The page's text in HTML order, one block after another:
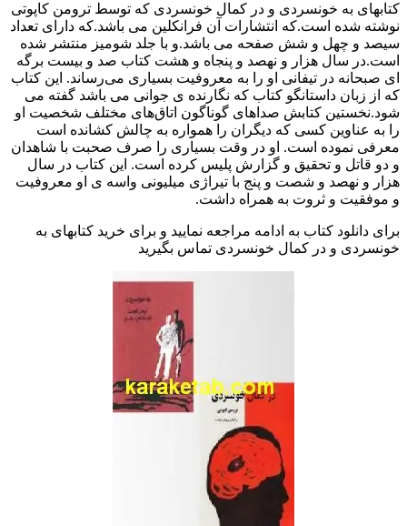
کتابهای به خونسردی و در کمال خونسردی که توسط ترومن کاپوتی
نوشته شده است.که انتشارات آن فرانکلین می باشد.که دارای تعداد
سیصد و چهل و شش صفحه می باشد.و با جلد شومیز منتشر شده
است.در سال هزار و نهصد و پنجاه و هشت کتاب صد و بیست برگه
ای صبحانه در تیفانی او را به معروفیت بسیاری می‌رساند. این کتاب
که از زبان داستانگو کتاب که نگارنده ی جوانی می باشد گفته می
شود.نخستین کتابش صداهای گوناگون اتاق‌های مختلف شخصیت او
را به عناوین کسی که دیگران را همواره به چالش کشانده است
معرفی نموده است. او در وقت بسیاری را صرف صحبت با شاهدان
و دو قاتل و تحقیق و گزارش پلیس کرده است. این کتاب در سال
هزار و نهصد و شصت و پنج با تیراژی میلیونی واسه ی او معروفیت
و موفقیت و ثروت به همراه داشت.
برای دانلود کتاب به ادامه مراجعه نمایید و برای خرید کتابهای به
خونسردی و در کمال خونسردی تماس بگیرید